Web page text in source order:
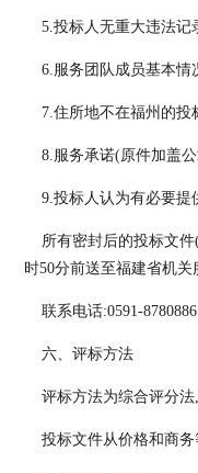
5.投标人无重大违法记
6.服务团队成员基本情
7.住所地不在福州的投
8.服务承诺(原件加盖公
9.投标人认为有必要提
所有密封后的投标文件(
时50分前送至福建省机
联系电话:0591-
六、评标方法
评标方法为综合评分法
投标文件从价格和商务